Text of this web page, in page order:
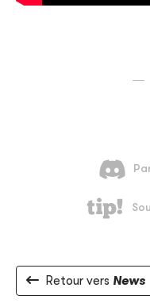
Retour vers News